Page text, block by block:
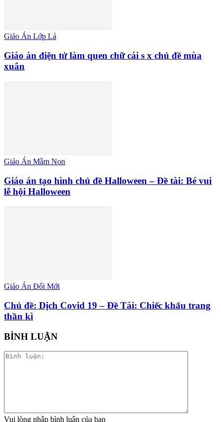
Giáo Án Lớp Lá
Giáo án điện tử làm quen chữ cái s x chủ đề mùa
xuân
Giáo Án Mầm Non
Giáo án tạo hình chủ đề Halloween – Đề tài: Bé vui
lễ hội Halloween
Giáo Án Đổi Mới
Chủ đề: Dịch Covid 19 – Đề Tái: Chiếc khẩu trang
thần kì
BÌNH LUẬN
Vui lòng nhập bình luận của bạn